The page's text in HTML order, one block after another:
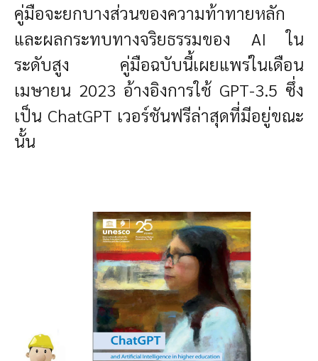
คู่มือจะยกบางส่วนของความท้าทายหลัก
และผลกระทบทางจริยธรรมของ AI ใน
ระดับสูง คู่มือฉบับนี้เผยแพร่ในเดือน
เมษายน 2023 อ้างอิงการใช้ GPT-3.5 ซึ่ง
เป็น ChatGPT เวอร์ชันฟรีล่าสุดที่มีอยู่ขณะ
นั้น